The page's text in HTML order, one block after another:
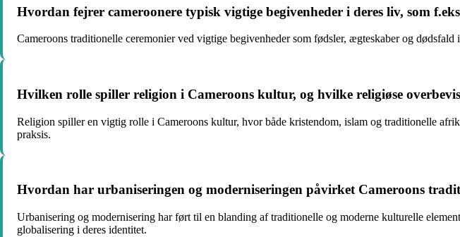
Hvordan fejrer cameroonere typisk vigtige begivenheder i deres liv, som
Cameroons traditionelle ceremonier ved vigtige begivenheder som fødsler, ægteskaber og
Hvilken rolle spiller religion i Cameroons kultur, og hvilke religiøse
Religion spiller en vigtig rolle i Cameroons kultur, hvor både kristendom, islam og traditionelle
praksis.
Hvordan har urbaniseringen og moderniseringen påvirket Cameroons
Urbanisering og modernisering har ført til en blanding af traditionelle og moderne kulturelle
globalisering i deres identitet.